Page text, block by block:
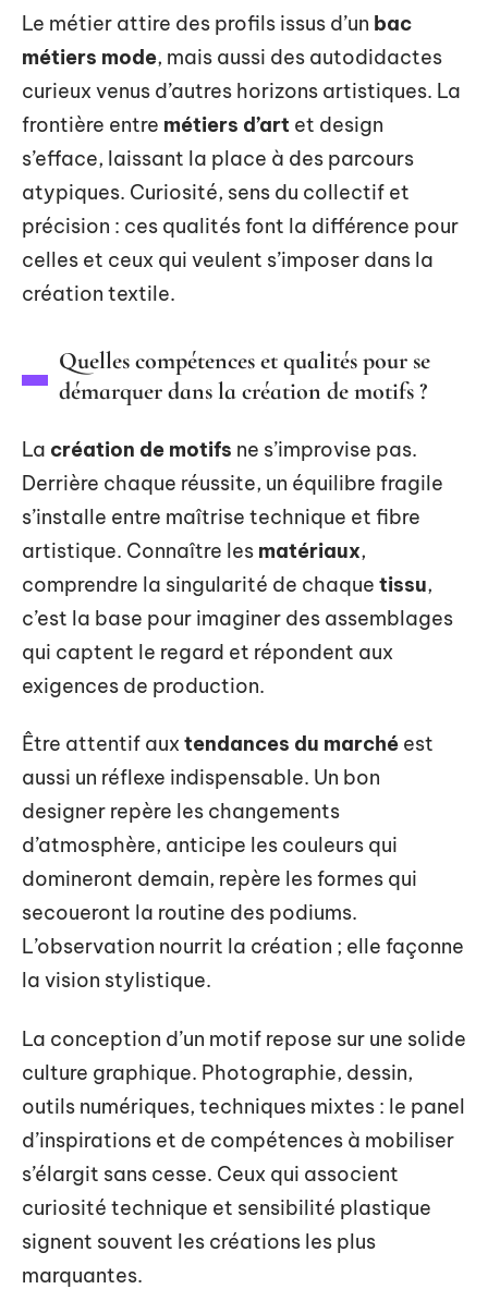
Le métier attire des profils issus d’un bac
métiers mode, mais aussi des autodidactes
curieux venus d’autres horizons artistiques. La
frontière entre métiers d’art et design
s’efface, laissant la place à des parcours
atypiques. Curiosité, sens du collectif et
précision : ces qualités font la différence pour
celles et ceux qui veulent s’imposer dans la
création textile.
Quelles compétences et qualités pour se
démarquer dans la création de motifs ?
La création de motifs ne s’improvise pas.
Derrière chaque réussite, un équilibre fragile
s’installe entre maîtrise technique et fibre
artistique. Connaître les matériaux,
comprendre la singularité de chaque tissu,
c’est la base pour imaginer des assemblages
qui captent le regard et répondent aux
exigences de production.
Être attentif aux tendances du marché est
aussi un réflexe indispensable. Un bon
designer repère les changements
d’atmosphère, anticipe les couleurs qui
domineront demain, repère les formes qui
secoueront la routine des podiums.
L’observation nourrit la création ; elle façonne
la vision stylistique.
La conception d’un motif repose sur une solide
culture graphique. Photographie, dessin,
outils numériques, techniques mixtes : le panel
d’inspirations et de compétences à mobiliser
s’élargit sans cesse. Ceux qui associent
curiosité technique et sensibilité plastique
signent souvent les créations les plus
marquantes.